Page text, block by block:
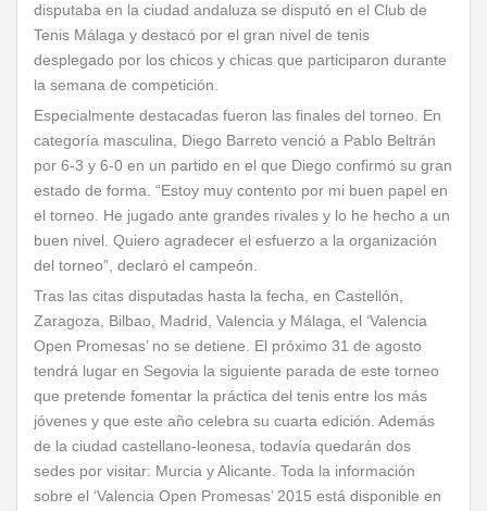
disputaba en la ciudad andaluza se disputó en el Club de
Tenis Málaga y destacó por el gran nivel de tenis
desplegado por los chicos y chicas que participaron durante
la semana de competición.
Especialmente destacadas fueron las finales del torneo. En
categoría masculina, Diego Barreto venció a Pablo Beltrán
por 6-3 y 6-0 en un partido en el que Diego confirmó su gran
estado de forma. “Estoy muy contento por mi buen papel en
el torneo. He jugado ante grandes rivales y lo he hecho a un
buen nivel. Quiero agradecer el esfuerzo a la organización
del torneo”, declaró el campeón.
Tras las citas disputadas hasta la fecha, en Castellón,
Zaragoza, Bilbao, Madrid, Valencia y Málaga, el ‘Valencia
Open Promesas’ no se detiene. El próximo 31 de agosto
tendrá lugar en Segovia la siguiente parada de este torneo
que pretende fomentar la práctica del tenis entre los más
jóvenes y que este año celebra su cuarta edición. Además
de la ciudad castellano-leonesa, todavía quedarán dos
sedes por visitar: Murcia y Alicante. Toda la información
sobre el ‘Valencia Open Promesas’ 2015 está disponible en